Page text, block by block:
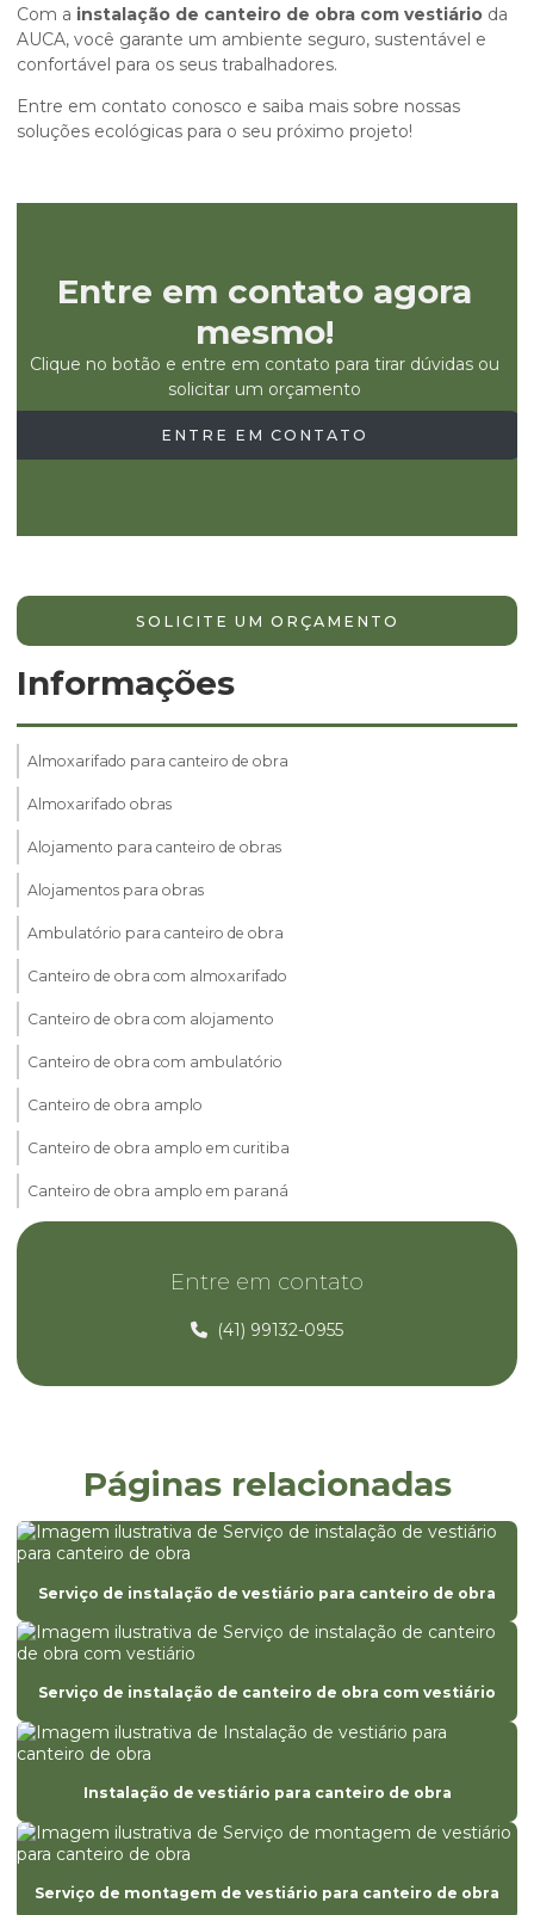
Com a instalação de canteiro de obra com vestiário da
AUCA, você garante um ambiente seguro, sustentável e
confortável para os seus trabalhadores.
Entre em contato conosco e saiba mais sobre nossas
soluções ecológicas para o seu próximo projeto!
Entre em contato agora
mesmo!
Clique no botão e entre em contato para tirar dúvidas ou
solicitar um orçamento
ENTRE EM CONTATO
SOLICITE UM ORÇAMENTO
Informações
Almoxarifado para canteiro de obra
Almoxarifado obras
Alojamento para canteiro de obras
Alojamentos para obras
Ambulatório para canteiro de obra
Canteiro de obra com almoxarifado
Canteiro de obra com alojamento
Canteiro de obra com ambulatório
Canteiro de obra amplo
Canteiro de obra amplo em curitiba
Canteiro de obra amplo em paraná
Canteiro de obra com container em curitiba
Canteiro de obra com container em paraná
Canteiro de obra residencial
Canteiro de obra residencial em curitiba
Canteiro de obra com vestiário
Canteiro de obras construção civil
Canteiro de obras construção civil em curitiba
Canteiro de obras construção civil em paraná
Empresa de almoxarifado para canteiro de obra
Empresa de alojamento para canteiro de obra
Entre em contato
(41) 99132-0955
Páginas relacionadas
Serviço de instalação de vestiário para canteiro de obra
Serviço de instalação de canteiro de obra com vestiário
Instalação de vestiário para canteiro de obra
Serviço de montagem de vestiário para canteiro de obra